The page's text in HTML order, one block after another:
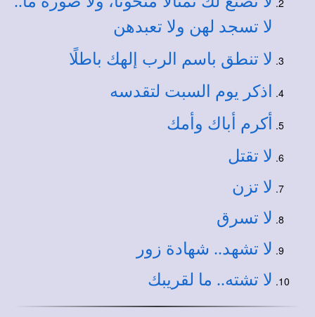
لا تسجد لهن ولا تعبدهن
لا تنطق باسم الرب إلهك باطلًا
اذكر يوم السبت لتقدسه
أكرم أباك وأمك
لا تقتل
لا تزن
لا تسرق
لا تشهد.. شهادة زور
لا تشته.. ما لقريبك